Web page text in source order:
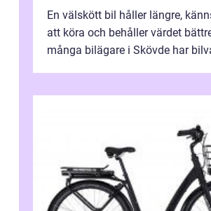
En välskött bil håller längre,
att köra och behåller värdet
många bilägare i Skövde har